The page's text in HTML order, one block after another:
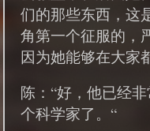
们的那些东西，这
角第一个征服的，
因为她能够在大家
陈：“好，他已经
个科学家了。“